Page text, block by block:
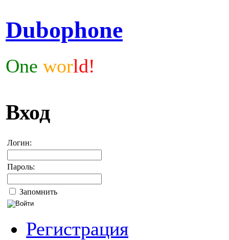
Dubophone
One world!
Вход
Логин:
Пароль:
Запомнить
Регистрация